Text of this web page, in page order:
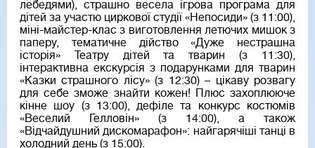
лебедями), страшно весела ігрова програма для
дітей за участю циркової студії «Непосиди» (з 11:00),
міні-майстер-клас з виготовлення летючих мишок з
паперу, тематичне дійство «Дуже нестрашна
історія» Театру дітей та тварин (з 11:30),
інтерактивна екскурсія з подарунками для тварин
«Казки страшного лісу» (з 12:30) – цікаву розвагу
для себе зможе знайти кожен! Плюс захоплююче
кінне шоу (з 13:00), дефіле та конкурс костюмів
«Веселий Гелловін» (з 14:00), а також
«Відчайдушний дискомарафон»: найгарячіші танці в
холодний день (з 15:00).